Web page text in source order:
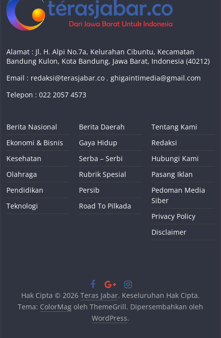
Alamat : Jl. H. Alpi No.7a, Kelurahan Cibuntu, Kecamatan
Bandung Kulon, Kota Bandung, Jawa Barat, Indonesia (40212)
Email : redaksi@terasjabar.co ,ghigaintimedia@gmail.com
Telepon : 022 2057 4573
Berita Nasional
Ekonomi & Bisnis
Kesehatan
Olahraga
Pendidikan
Teknologi
Berita Daerah
Gaya Hidup
Serba – Serbi
Rubrik Spesial
Persib
Road To Pilkada
Tentang Kami
Redaksi
Hubungi Kami
Pasang Iklan
Pedoman Media
Siber
Privacy Policy
Disclaimer
Hak Cipta © 2026 Teras Jabar. Keseluruhan Hak Cipta.
Tema: ColorMagoleh ThemeGrill. Dipersembahkan oleh
WordPress.